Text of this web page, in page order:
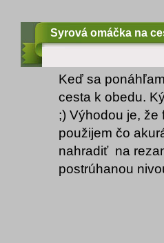
Syrová omáčka na
Keď sa
cesta k obedu.
;) Výhodou je,
použijem čo
nahradiť na
postrúhanou